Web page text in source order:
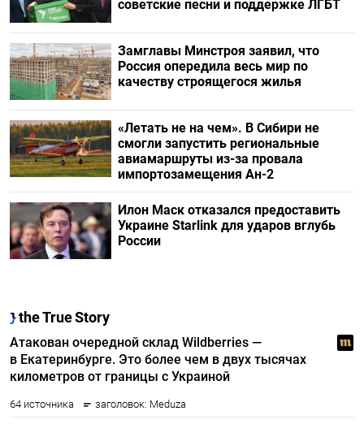
советские песни и поддержке ЛГБТ
Замглавы Минстроя заявил, что
Россия опередила весь мир по
качеству строящегося жилья
«Летать не на чем». В Сибири не
смогли запустить региональные
авиамаршруты из-за провала
импортозамещения Ан-2
Илон Маск отказался предоставить
Украине Starlink для ударов вглубь
России